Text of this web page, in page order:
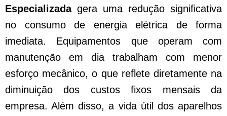
Especializadagera uma redução significativa
no consumo de energia elétrica de forma
imediata. Equipamentos que operam com
manutenção em dia trabalham com menor
esforço mecânico, o que reflete diretamente na
diminuição dos custos fixos mensais da
empresa. Além disso, a vida útil dos aparelhos